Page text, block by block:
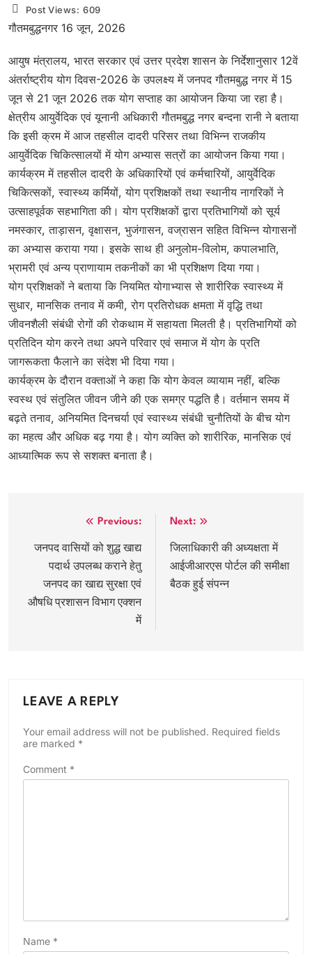
Post Views: 609
गौतमबुद्धनगर 16 जून, 2026
आयुष मंत्रालय, भारत सरकार एवं उत्तर प्रदेश शासन के निर्देशानुसार 12वें
अंतर्राष्ट्रीय योग दिवस-2026 के उपलक्ष्य में जनपद गौतमबुद्ध नगर में 15
जून से 21 जून 2026 तक योग सप्ताह का आयोजन किया जा रहा है।
क्षेत्रीय आयुर्वेदिक एवं यूनानी अधिकारी गौतमबुद्ध नगर बन्दना रानी ने बताया
कि इसी क्रम में आज तहसील दादरी परिसर तथा विभिन्न राजकीय
आयुर्वेदिक चिकित्सालयों में योग अभ्यास सत्रों का आयोजन किया गया।
कार्यक्रम में तहसील दादरी के अधिकारियों एवं कर्मचारियों, आयुर्वेदिक
चिकित्सकों, स्वास्थ्य कर्मियों, योग प्रशिक्षकों तथा स्थानीय नागरिकों ने
उत्साहपूर्वक सहभागिता की। योग प्रशिक्षकों द्वारा प्रतिभागियों को सूर्य
नमस्कार, ताड़ासन, वृक्षासन, भुजंगासन, वज्रासन सहित विभिन्न योगासनों
का अभ्यास कराया गया। इसके साथ ही अनुलोम-विलोम, कपालभाति,
भ्रामरी एवं अन्य प्राणायाम तकनीकों का भी प्रशिक्षण दिया गया।
योग प्रशिक्षकों ने बताया कि नियमित योगाभ्यास से शारीरिक स्वास्थ्य में
सुधार, मानसिक तनाव में कमी, रोग प्रतिरोधक क्षमता में वृद्धि तथा
जीवनशैली संबंधी रोगों की रोकथाम में सहायता मिलती है। प्रतिभागियों को
प्रतिदिन योग करने तथा अपने परिवार एवं समाज में योग के प्रति
जागरूकता फैलाने का संदेश भी दिया गया।
कार्यक्रम के दौरान वक्ताओं ने कहा कि योग केवल व्यायाम नहीं, बल्कि
स्वस्थ एवं संतुलित जीवन जीने की एक समग्र पद्धति है। वर्तमान समय में
बढ़ते तनाव, अनियमित दिनचर्या एवं स्वास्थ्य संबंधी चुनौतियों के बीच योग
का महत्व और अधिक बढ़ गया है। योग व्यक्ति को शारीरिक, मानसिक एवं
आध्यात्मिक रूप से सशक्त बनाता है।
navigation
Previous:
जनपद वासियों को शुद्ध खाद्य
पदार्थ उपलब्ध कराने हेतु
जनपद का खाद्य सुरक्षा एवं
औषधि प्रशासन विभाग एक्शन
में
Next:
जिलाधिकारी की अध्यक्षता में
आईजीआरएस पोर्टल की समीक्षा
बैठक हुई संपन्न
LEAVE A REPLY
Your email address will not be published. Required fields
are marked *
Comment *
Name *